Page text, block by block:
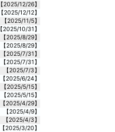
【2025/12/26】
【2025/12/12】
【2025/11/5】
【2025/10/31】
【2025/8/29】
【2025/8/29】
【2025/7/31】
【2025/7/31】
【2025/7/3】
【2025/6/24】
【2025/5/15】
【2025/5/15】
【2025/4/29】
【2025/4/9】
【2025/4/3】
【2025/3/20】